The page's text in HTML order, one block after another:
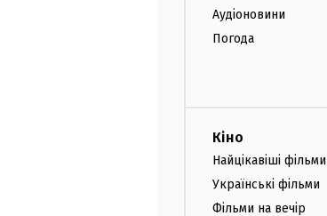
Аудіоновини
Погода
Кіно
Найцікавіші фільми
Українські фільми
Фільми на вечір